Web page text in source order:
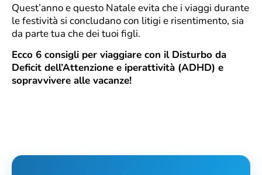
Quest’anno e questo Natale evita che i viaggi durante
le festività si concludano con litigi e risentimento, sia
da parte tua che dei tuoi figli.
Ecco 6 consigli per viaggiare con il Disturbo da
Deficit dell’Attenzione e iperattività (ADHD) e
sopravvivere alle vacanze!